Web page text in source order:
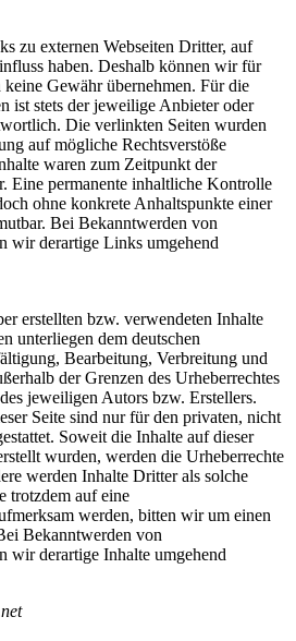
zu externen Webseiten Dritter, auf
haben. Deshalb können wir für
Gewähr übernehmen. Für die
ist stets der jeweilige Anbieter oder
Die verlinkten Seiten wurden
auf mögliche Rechtsverstöße
waren zum Zeitpunkt der
Eine permanente inhaltliche Kontrolle
ohne konkrete Anhaltspunkte einer
Bei Bekanntwerden von
wir derartige Links umgehend
erstellten bzw. verwendeten Inhalte
unterliegen dem deutschen
Bearbeitung, Verbreitung und
der Grenzen des Urheberrechtes
jeweiligen Autors bzw. Erstellers.
Seite sind nur für den privaten, nicht
Soweit die Inhalte auf dieser
wurden, werden die Urheberrechte
werden Inhalte Dritter als solche
trotzdem auf eine
werden, bitten wir um einen
Bekanntwerden von
wir derartige Inhalte umgehend